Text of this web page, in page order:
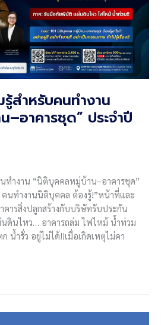
สำหรับคนทำงาน
อาคารชุด” ประจำปี
ทำงาน “นิติบุคคลหมู่บ้าน–อาคารชุด”
คนทำงานนิติบุคคล ต้องรู้!”หน้าที่และ
คารสิ่งปลูกสร้างกับบริษัทรับประกัน
ดินไหว… อาคารถล่ม ไฟไหม้ น้ำท่วม
น้ำรั่ว อยู่ไม่ได้!!เมื่อเกิดเหตุไม่คา